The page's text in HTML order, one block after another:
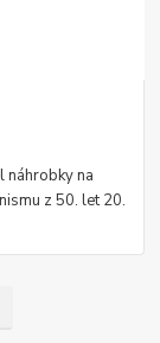
náhrobky na
z 50. let 20.